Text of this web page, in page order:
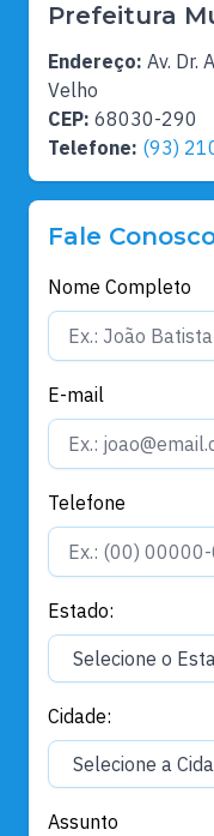
Prefeitura
Endereço: Av. Dr.
Velho
CEP: 68030-290
Telefone: (93)
Fale
Nome Completo
E-mail
Telefone
Estado:
Cidade:
Assunto